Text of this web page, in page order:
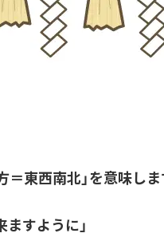
＝東西南北」を意味しま
すように」